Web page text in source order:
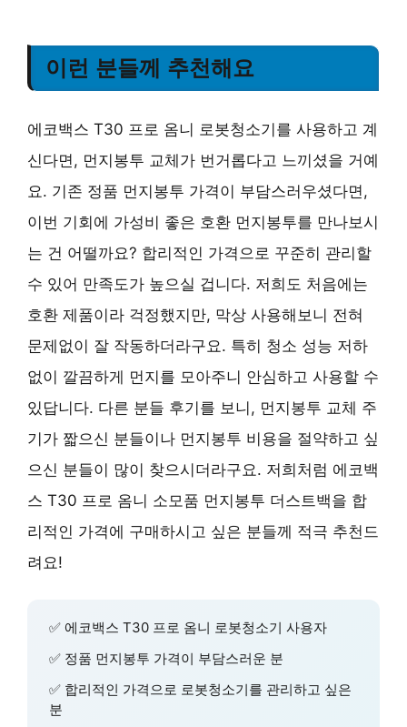
이런 분들께 추천해요
에코백스 T30 프로 옴니 로봇청소기를 사용하고 계
신다면, 먼지봉투 교체가 번거롭다고 느끼셨을 거예
요. 기존 정품 먼지봉투 가격이 부담스러우셨다면,
이번 기회에 가성비 좋은 호환 먼지봉투를 만나보시
는 건 어떨까요? 합리적인 가격으로 꾸준히 관리할
수 있어 만족도가 높으실 겁니다. 저희도 처음에는
호환 제품이라 걱정했지만, 막상 사용해보니 전혀
문제없이 잘 작동하더라구요. 특히 청소 성능 저하
없이 깔끔하게 먼지를 모아주니 안심하고 사용할 수
있답니다. 다른 분들 후기를 보니, 먼지봉투 교체 주
기가 짧으신 분들이나 먼지봉투 비용을 절약하고 싶
으신 분들이 많이 찾으시더라구요. 저희처럼 에코백
스 T30 프로 옴니 소모품 먼지봉투 더스트백을 합
리적인 가격에 구매하시고 싶은 분들께 적극 추천드
려요!
✅ 에코백스 T30 프로 옴니 로봇청소기 사용자
✅ 정품 먼지봉투 가격이 부담스러운 분
✅ 합리적인 가격으로 로봇청소기를 관리하고 싶은
분